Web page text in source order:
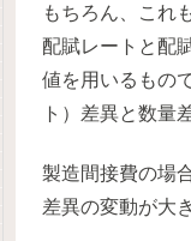
もちろん、これ
配賦レートと配
値を用いるもの
ト）差異と数量
製造間接費の場
差異の変動が大